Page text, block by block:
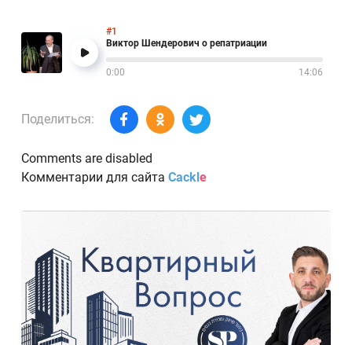
#1
Виктор Шендерович о репатриации
0:00 14:06
Поделиться:
Comments are disabled
Комментарии для сайта Cackl e